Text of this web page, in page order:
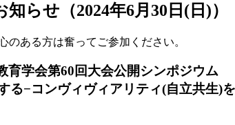
らせ（2024年6月30日(日)）
ある方は奮ってご参加ください。
育学会第60回大会公開シンポジウム
る−コンヴィヴィアリティ(自立共生)